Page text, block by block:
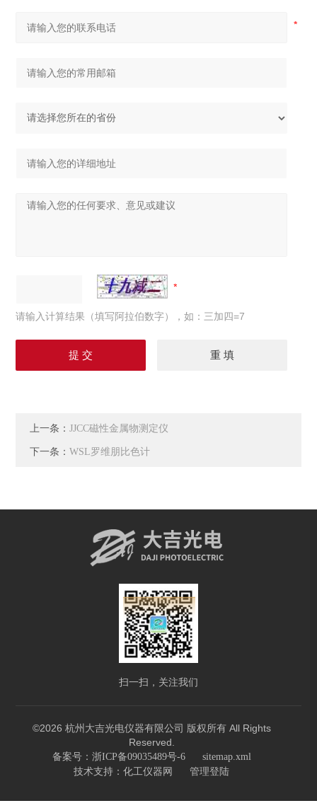
请输入计算结果（填写阿拉伯数字），如：三加四=7
上一条：JJCC磁性金属物测定仪
下一条：WSL罗维朋比色计
扫一扫，关注我们
©2026 杭州大吉光电仪器有限公司 版权所有 All Rights
Reserved.
备案号：浙ICP备09035489号-6 sitemap.xml
技术支持： 化工仪器网 管理登陆